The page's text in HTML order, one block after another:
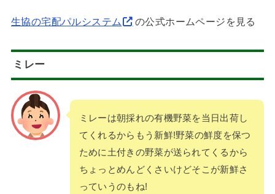
生協の宅配パルシステム の公式ホームページを見る
ミレー
ミレーは朝採れの有機野菜を当日出荷し
てくれるからもう新鮮!野菜の鮮度を保つ
ために土付きの野菜が送られてくるから
ちょっとめんどくさいけどそこが新鮮さ
っていうのもね!